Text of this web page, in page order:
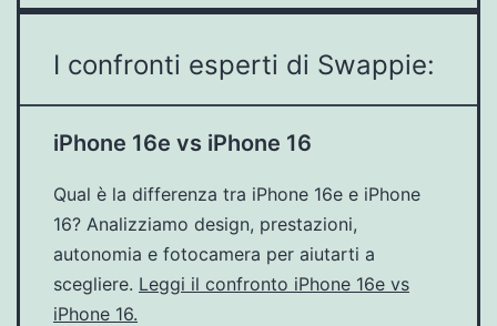
I confronti esperti di Swappie:
iPhone 16e vs iPhone 16
Qual è la differenza tra iPhone 16e e iPhone
16? Analizziamo design, prestazioni,
autonomia e fotocamera per aiutarti a
scegliere. Leggi il confronto iPhone 16e vs
iPhone 16.